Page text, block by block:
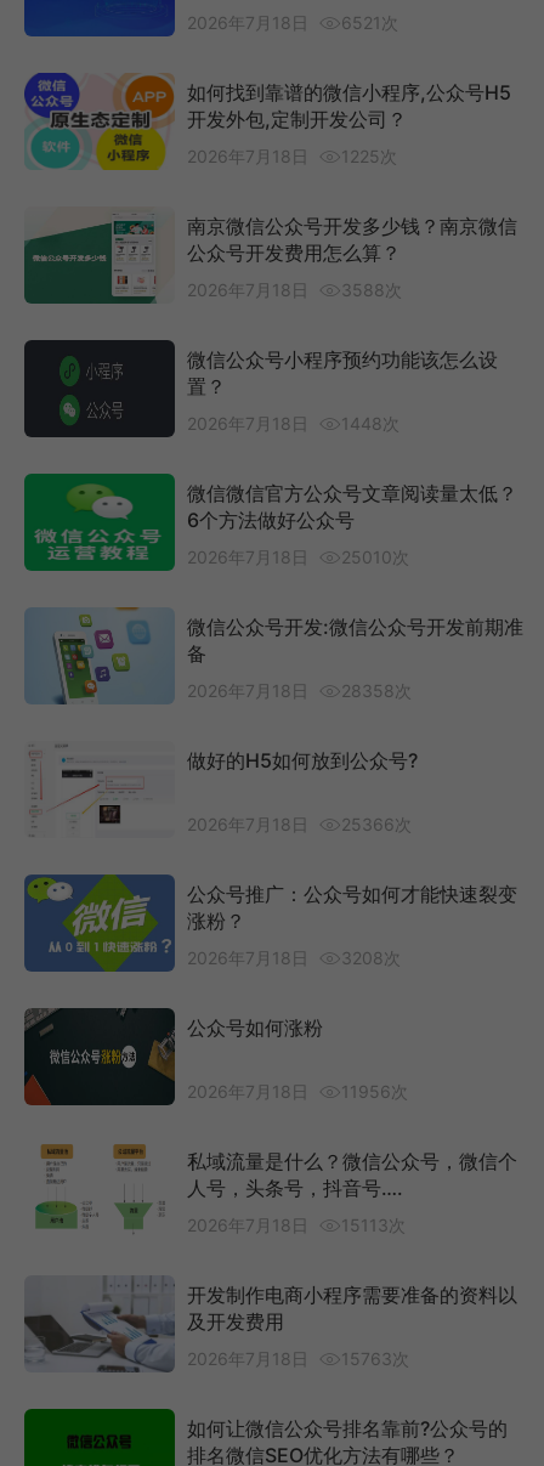
2026年7月18日 6521次
如何找到靠谱的微信小程序,公众号H5
开发外包,定制开发公司？
2026年7月18日 1225次
南京微信公众号开发多少钱？南京微信
公众号开发费用怎么算？
2026年7月18日 3588次
微信公众号小程序预约功能该怎么设
置？
2026年7月18日 1448次
微信微信官方公众号文章阅读量太低？
6个方法做好公众号
2026年7月18日 25010次
微信公众号开发:微信公众号开发前期准
备
2026年7月18日 28358次
做好的H5如何放到公众号?
2026年7月18日 25366次
公众号推广：公众号如何才能快速裂变
涨粉？
2026年7月18日 3208次
公众号如何涨粉
2026年7月18日 11956次
私域流量是什么？微信公众号，微信个
人号，头条号，抖音号….
2026年7月18日 15113次
开发制作电商小程序需要准备的资料以
及开发费用
2026年7月18日 15763次
如何让微信公众号排名靠前?公众号的
排名微信SEO优化方法有哪些？